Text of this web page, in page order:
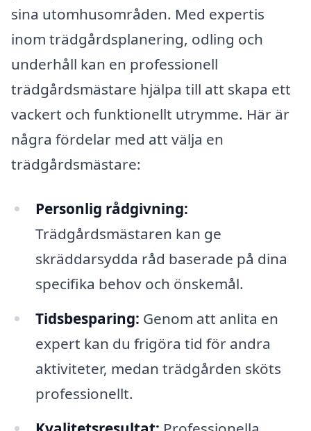
sina utomhusområden. Med expertis
inom trädgårdsplanering, odling och
underhåll kan en professionell
trädgårdsmästare hjälpa till att skapa ett
vackert och funktionellt utrymme. Här är
några fördelar med att välja en
trädgårdsmästare:
Personlig rådgivning:
Trädgårdsmästaren kan ge
skräddarsydda råd baserade på dina
specifika behov och önskemål.
Tidsbesparing: Genom att anlita en
expert kan du frigöra tid för andra
aktiviteter, medan trädgården sköts
professionellt.